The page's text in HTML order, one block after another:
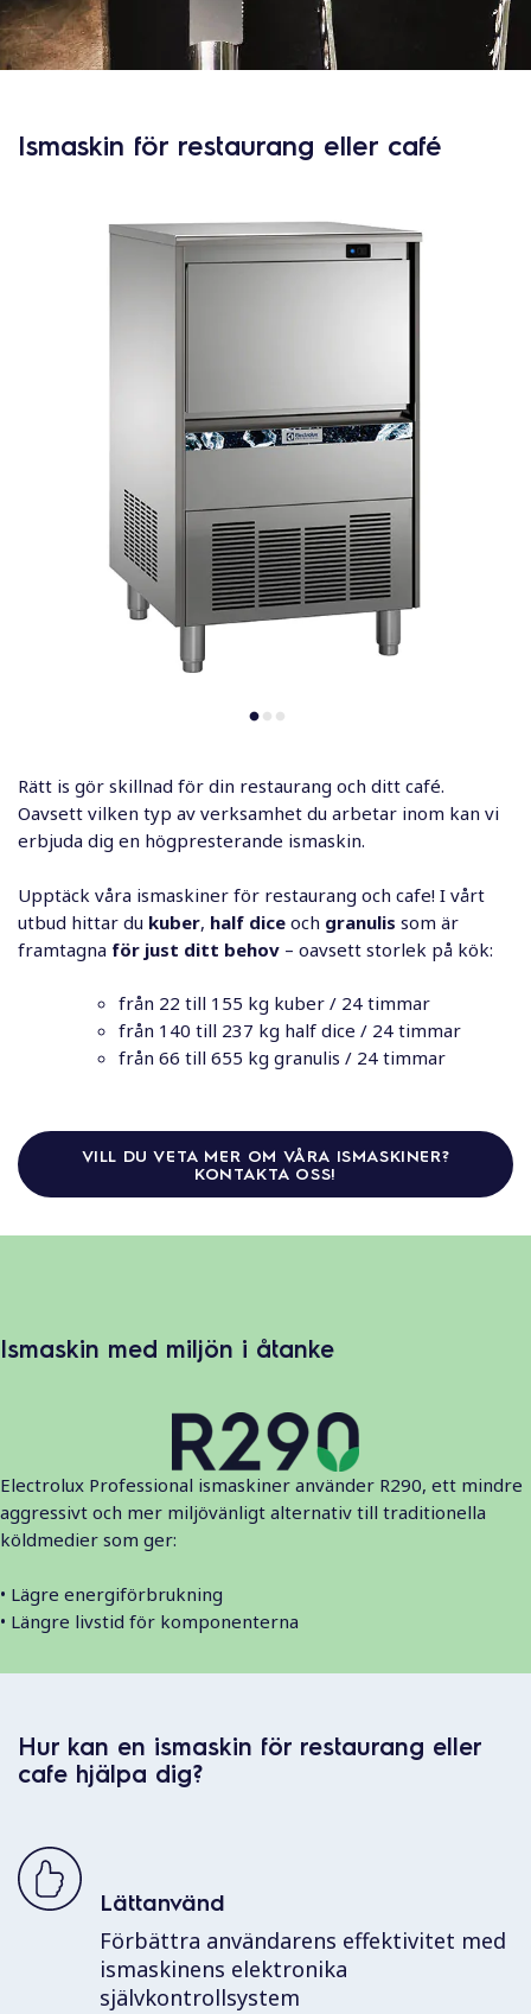
Ismaskin för restaurang eller café
Rätt is gör skillnad för din restaurang och ditt café.
Oavsett vilken typ av verksamhet du arbetar inom kan vi
erbjuda dig en högpresterande ismaskin.
Upptäck våra ismaskiner för restaurang och cafe! I vårt
utbud hittar du kuber, half dice och granulis som är
framtagna för just ditt behov – oavsett storlek på kök:
från 22 till 155 kg kuber / 24 timmar
från 140 till 237 kg half dice / 24 timmar
från 66 till 655 kg granulis / 24 timmar
VILL DU VETA MER OM VÅRA ISMASKINER?
KONTAKTA OSS!
Ismaskin med miljön i åtanke
Electrolux Professional ismaskiner använder R290, ett mindre
aggressivt och mer miljövänligt alternativ till traditionella
köldmedier som ger:
• Lägre energiförbrukning
• Längre livstid för komponenterna
Hur kan en ismaskin för restaurang eller
cafe hjälpa dig?
Lättanvänd
Förbättra användarens effektivitet med
ismaskinens elektronika
självkontrollsystem